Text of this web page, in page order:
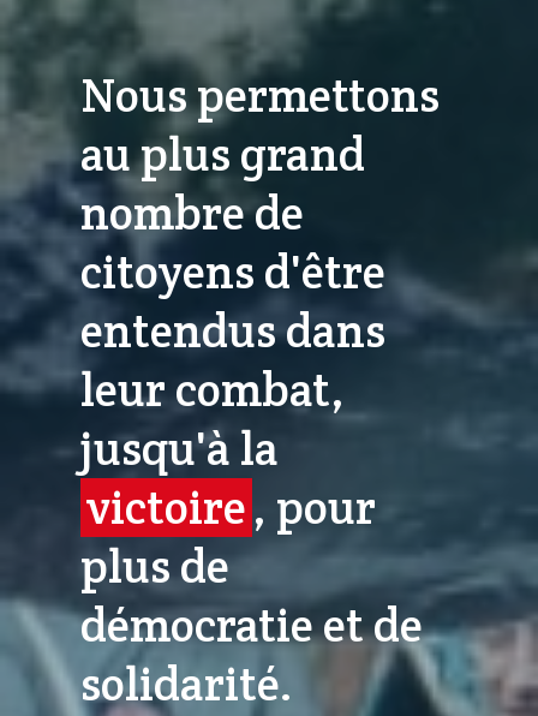
Nous permettons
au plus grand
nombre de
citoyens d'être
entendus dans
leur combat,
jusqu'à la
victoire, pour
plus de
démocratie et de
solidarité.